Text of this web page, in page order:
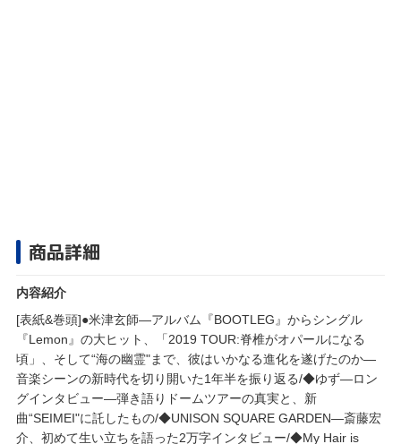
商品詳細
内容紹介
[表紙&巻頭]●米津玄師―アルバム『BOOTLEG』からシングル
『Lemon』の大ヒット、「2019 TOUR:脊椎がオパールになる
頃」、そして“海の幽霊"まで、彼はいかなる進化を遂げたのか―
音楽シーンの新時代を切り開いた1年半を振り返る/◆ゆず―ロン
グインタビュー―弾き語りドームツアーの真実と、新
曲“SEIMEI"に託したもの/◆UNISON SQUARE GARDEN―斎藤宏
介、初めて生い立ちを語った2万字インタビュー/◆My Hair is